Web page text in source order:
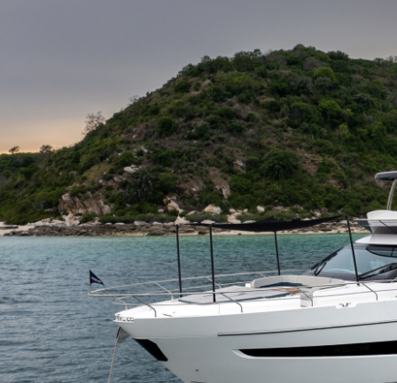
MOTOR 2 x 1150 Caterpillar EB
KRAFTSTOFF
Einbau Turbodiesel,
Einbaumaschine
KABINEN 4